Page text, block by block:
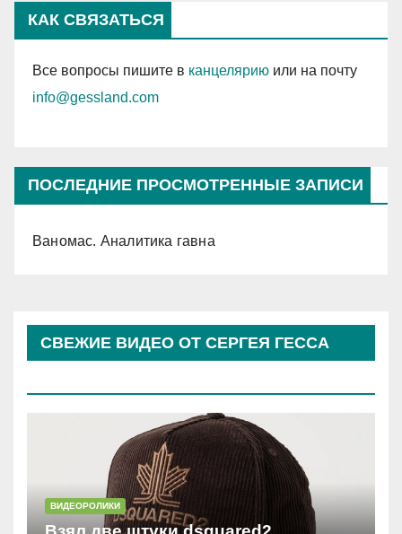
КАК СВЯЗАТЬСЯ
Все вопросы пишите в канцелярию или на почту
info@gessland.com
ПОСЛЕДНИЕ ПРОСМОТРЕННЫЕ ЗАПИСИ
Ваномас. Аналитика гавна
СВЕЖИЕ ВИДЕО ОТ СЕРГЕЯ ГЕССА
ВИДЕОРОЛИКИ